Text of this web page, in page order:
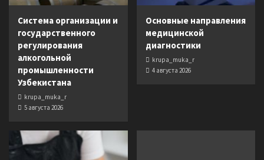
Система организации и
государственного
регулирования
алкогольной
промышленности
Узбекистана
krupa_muka_r
5 августа 2026
Основные направления
медицинской
диагностики
krupa_muka_r
4 августа 2026